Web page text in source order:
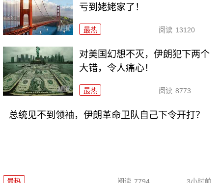
亏到姥姥家了！
最热 阅读 13120
对美国幻想不灭，伊朗犯下两个
大错，令人痛心！
最热 阅读 8773
总统见不到领袖，伊朗革命卫队自己下令开打？